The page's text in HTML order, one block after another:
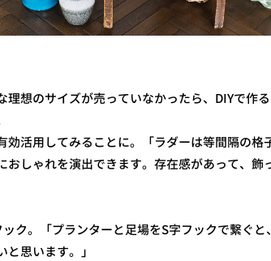
想のサイズが売っていなかったら、DIYで作
活用してみることに。「ラダーは等間隔の格
おしゃれを演出できます。存在感があって、飾
ク。「プランターと足場をS字フックで繋ぐ
思います。」